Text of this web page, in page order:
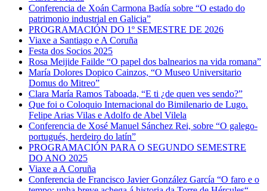
Conferencia de Xoán Carmona Badía sobre “O estado do
patrimonio industrial en Galicia”
PROGRAMACIÓN DO 1º SEMESTRE DE 2026
Viaxe a Santiago e A Coruña
Festa dos Socios 2025
Rosa Meijide Failde “O papel dos balnearios na vida romana”
María Dolores Dopico Cainzos, “O Museo Universitario
Domus do Mitreo”
Clara María Ramos Taboada, “E ti ¿de quen ves sendo?”
Que foi o Coloquio Internacional do Bimilenario de Lugo.
Felipe Arias Vilas e Adolfo de Abel Vilela
Conferencia de Xosé Manuel Sánchez Rei, sobre “O galego-
portugués, herdeiro do latín”
PROGRAMACIÓN PARA O SEGUNDO SEMESTRE
DO ANO 2025
Viaxe a A Coruña
Conferencia de Francisco Javier González García “O faro e o